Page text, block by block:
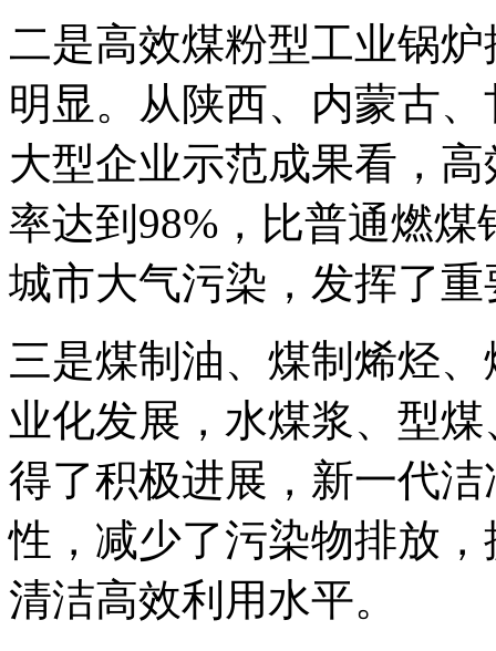
二是高效煤粉型工业锅
明显。从陕西、内蒙古
大型企业示范成果看，
率达到98%，比普通燃
城市大气污染，发挥了
三是煤制油、煤制烯烃
业化发展，水煤浆、型
得了积极进展，新一代
性，减少了污染物排放
清洁高效利用水平。